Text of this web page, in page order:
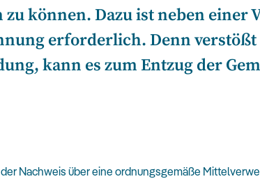
können. Dazu ist neben einer
erforderlich. Denn verstößt
kann es zum Entzug der
Nachweis über eine ordnungsgemäße